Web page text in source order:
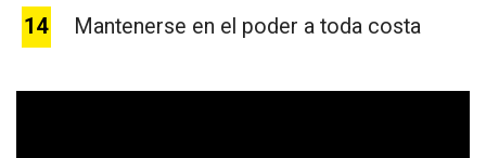
Mantenerse en el poder a toda costa